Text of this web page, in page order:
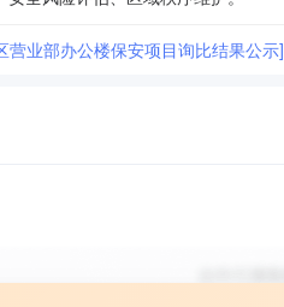
业部办公楼保安项目询比结果公示]